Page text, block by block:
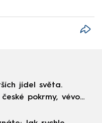
jídel světa.
pokrmy, vévodí